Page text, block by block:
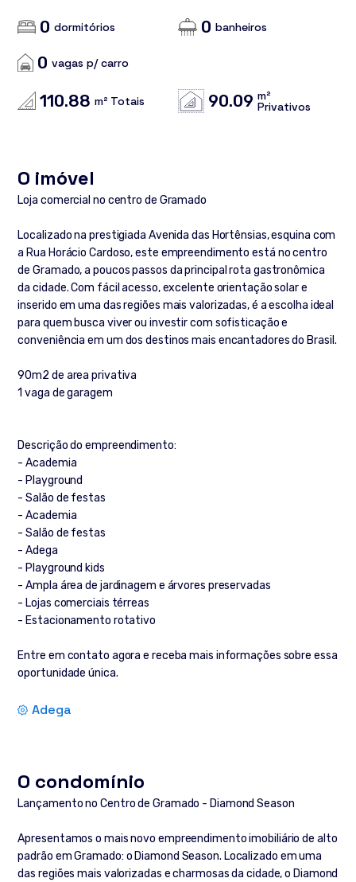
0 dormitórios 0 banheiros
0 vagas p/ carro
110.88 m² Totais 90.09 m²
Privativos
O imóvel
Loja comercial no centro de Gramado
Localizado na prestigiada Avenida das Hortênsias, esquina com
a Rua Horácio Cardoso, este empreendimento está no centro
de Gramado, a poucos passos da principal rota gastronômica
da cidade. Com fácil acesso, excelente orientação solar e
inserido em uma das regiões mais valorizadas, é a escolha ideal
para quem busca viver ou investir com sofisticação e
conveniência em um dos destinos mais encantadores do Brasil.
90m2 de area privativa
1 vaga de garagem
Descrição do empreendimento:
- Academia
- Playground
- Salão de festas
- Academia
- Salão de festas
- Adega
- Playground kids
- Ampla área de jardinagem e árvores preservadas
- Lojas comerciais térreas
- Estacionamento rotativo
Entre em contato agora e receba mais informações sobre essa
oportunidade única.
Adega
O condomínio
Lançamento no Centro de Gramado - Diamond Season
Apresentamos o mais novo empreendimento imobiliário de alto
padrão em Gramado: o Diamond Season. Localizado em uma
das regiões mais valorizadas e charmosas da cidade, o Diamond